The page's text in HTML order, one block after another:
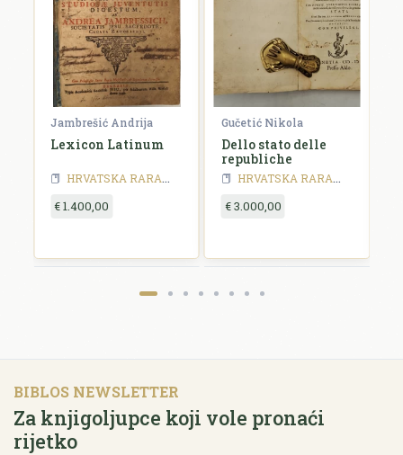
RARA - 19 stoljeće
Jambrešić Andrija
Lexicon Latinum
HRVATSKA RARA HRVATSKA RARA - 18 stoljeće
€ 1.400,00
Gučetić Nikola
Dello stato delle
republiche
HRVATSKA RARA
€ 3.000,00
BIBLOS NEWSLETTER
Za knjigoljupce koji vole pronaći
rijetko